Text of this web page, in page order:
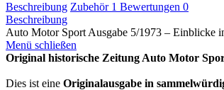
Beschreibung Zubehör 1 Bewertungen 0
Beschreibung
Auto Motor Sport Ausgabe 5/1973 – Einblicke
Menü schließen
Original historische Zeitung Auto Motor
Dies ist eine Originalausgabe in